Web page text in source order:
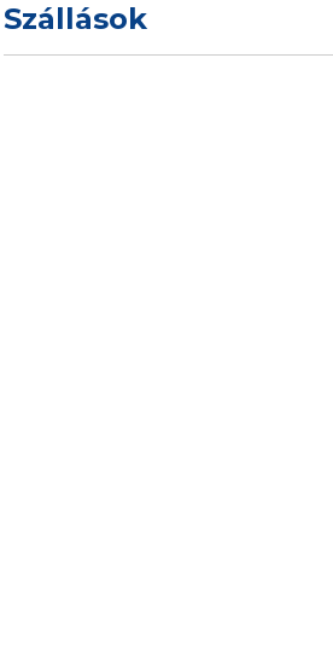
Szállások